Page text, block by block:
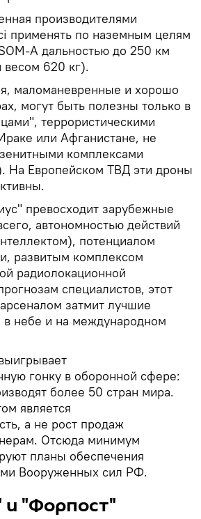
производителями
применять по наземным целям
A дальностью до 250 км
весом 620 кг).
маломаневренные и хорошо
могут быть полезны только в
террористическими
или Афганистане, не
комплексами
На Европейском ТВД эти дроны
превосходит зарубежные
автономностью действий
потенциалом
развитым комплексом
радиолокационной
специалистов, этот
затмит лучшие
небе и на международном
гонку в оборонной сфере:
более 50 стран мира.
является
а не рост продаж
Отсюда минимум
планы обеспечения
Вооруженных сил РФ.
"Форпост"